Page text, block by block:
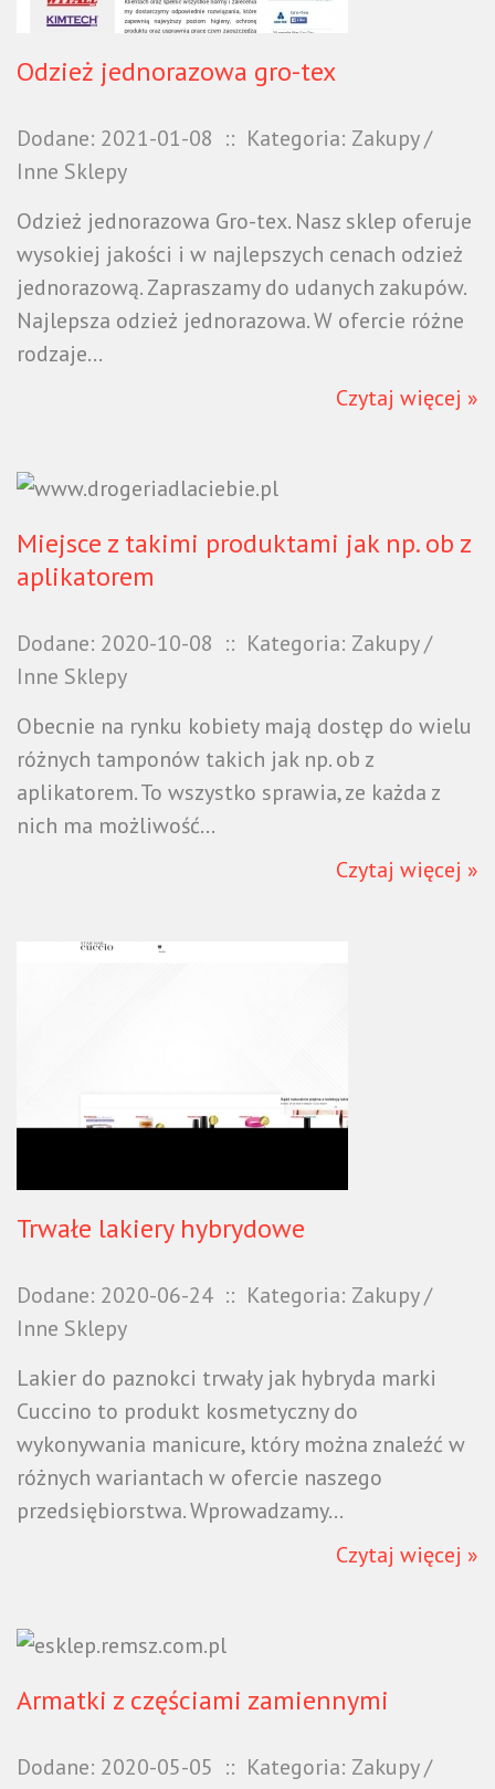
Odzież jednorazowa gro-tex
Dodane: 2021-01-08 :: Kategoria: Zakupy /
Inne Sklepy
Odzież jednorazowa Gro-tex. Nasz sklep oferuje
wysokiej jakości i w najlepszych cenach odzież
jednorazową. Zapraszamy do udanych zakupów.
Najlepsza odzież jednorazowa. W ofercie różne
rodzaje...
Czytaj więcej »
Miejsce z takimi produktami jak np. ob z
aplikatorem
Dodane: 2020-10-08 :: Kategoria: Zakupy /
Inne Sklepy
Obecnie na rynku kobiety mają dostęp do wielu
różnych tamponów takich jak np. ob z
aplikatorem. To wszystko sprawia, ze każda z
nich ma możliwość...
Czytaj więcej »
Trwałe lakiery hybrydowe
Dodane: 2020-06-24 :: Kategoria: Zakupy /
Inne Sklepy
Lakier do paznokci trwały jak hybryda marki
Cuccino to produkt kosmetyczny do
wykonywania manicure, który można znaleźć w
różnych wariantach w ofercie naszego
przedsiębiorstwa. Wprowadzamy...
Czytaj więcej »
Armatki z częściami zamiennymi
Dodane: 2020-05-05 :: Kategoria: Zakupy /